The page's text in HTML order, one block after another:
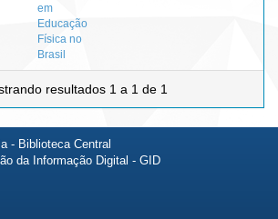
em
Educação
Física no
Brasil
resultados 1 a 1 de 1
- Biblioteca Central
da Informação Digital - GID